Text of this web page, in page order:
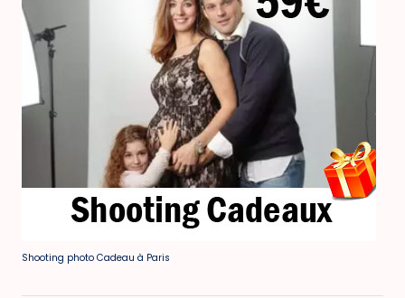
Shooting photo Cadeau à Paris